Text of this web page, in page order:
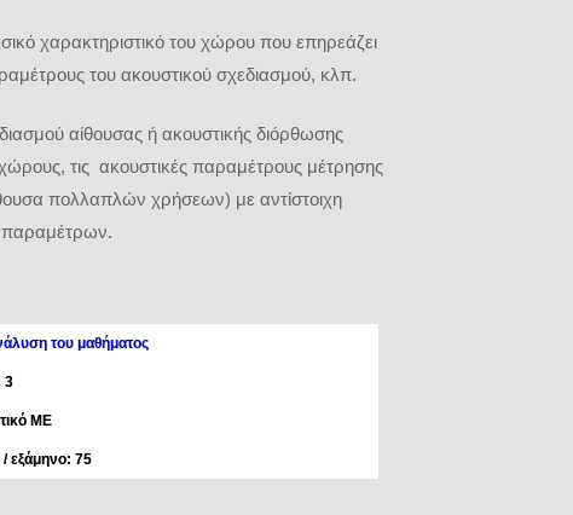
χαρακτηριστικό του χώρου που επηρεάζει
του ακουστικού σχεδιασμού, κλπ.
αίθουσας ή ακουστικής διόρθωσης
τις ακουστικές παραμέτρους μέτρησης
πολλαπλών χρήσεων) με αντίστοιχη
παραμέτρων.
του μαθήματος
3
ΜE
εξάμηνο: 75